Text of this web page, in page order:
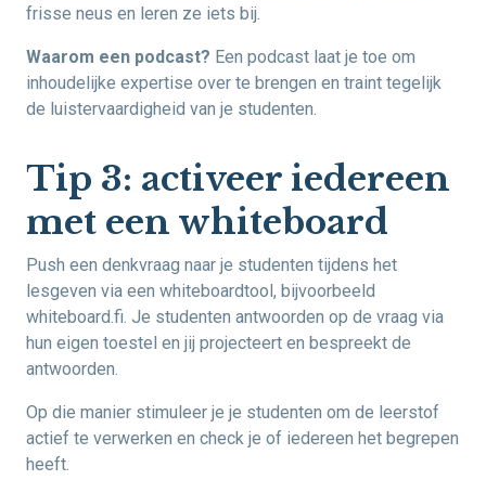
frisse neus en leren ze iets bij.
Waarom een podcast? Een podcast laat je toe om
inhoudelijke expertise over te brengen en traint tegelijk
de luistervaardigheid van je studenten.
Tip 3: activeer iedereen
met een whiteboard
Push een denkvraag naar je studenten tijdens het
lesgeven via een whiteboardtool, bijvoorbeeld
whiteboard.fi. Je studenten antwoorden op de vraag via
hun eigen toestel en jij projecteert en bespreekt de
antwoorden.
Op die manier stimuleer je je studenten om de leerstof
actief te verwerken en check je of iedereen het begrepen
heeft.